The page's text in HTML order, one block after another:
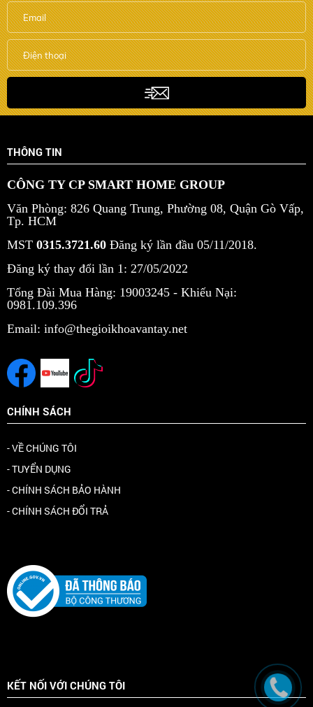
THÔNG TIN
CÔNG TY CP SMART HOME GROUP
Văn Phòng: 826 Quang Trung, Phường 08, Quận Gò Vấp,
Tp. HCM
MST 0315.3721.60 Đăng ký lần đầu 05/11/2018.
Đăng ký thay đổi lần 1: 27/05/2022
Tổng Đài Mua Hàng: 19003245 - Khiếu Nại:
0981.109.396
Email: info@thegioikhoavantay.net
CHÍNH SÁCH
- VỀ CHÚNG TÔI
- TUYỂN DỤNG
- CHÍNH SÁCH BẢO HÀNH
- CHÍNH SÁCH ĐỔI TRẢ
KẾT NỐI VỚI CHÚNG TÔI